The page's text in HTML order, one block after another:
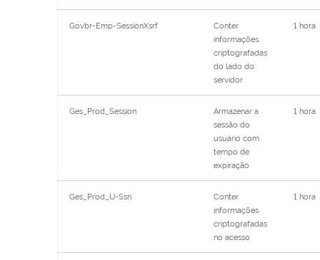
Govbr-Emp-SessionXsrf
Conter
informações
criptografadas
do lado do
servidor
1 hora
Ges_Prod_Session
Armazenar a
sessão do
usuário com
tempo de
expiração
1 hora
Ges_Prod_U-Ssn
Conter
informações
criptografadas
no acesso
1 hora